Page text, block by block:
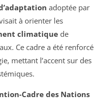
adoptée par
à orienter les
climatique de
Ce cadre a été renforcé
mettant l’accent sur des
Cadre des Nations